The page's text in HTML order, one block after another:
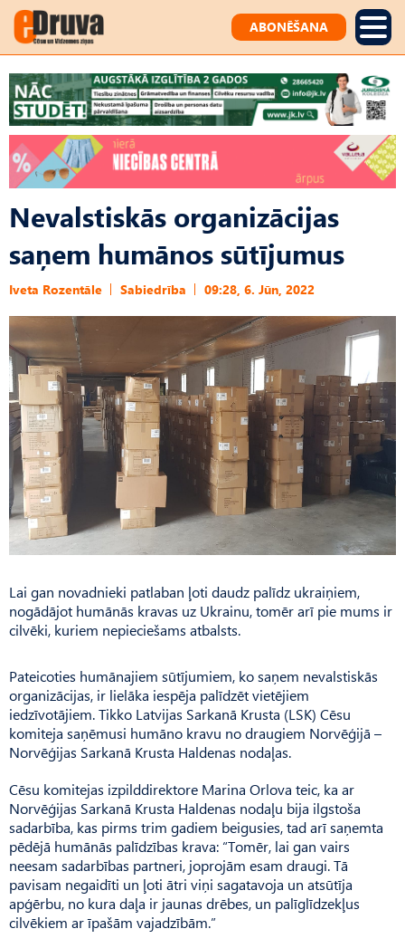
ABONĒŠANA
Nevalstiskās organizācijas
saņem humānos sūtījumus
Iveta Rozentāle Sabiedrība 09:28, 6. Jūn, 2022
Lai gan novadnieki patlaban ļoti daudz palīdz ukraiņiem,
nogādājot humānās kravas uz Ukrainu, tomēr arī pie mums ir
cilvēki, kuriem nepieciešams atbalsts.
Pateicoties humānajiem sūtījumiem, ko saņem nevalstiskās
organizācijas, ir lielāka iespēja palīdzēt vietējiem
iedzīvotājiem. Tikko Latvijas Sarkanā Krusta (LSK) Cēsu
komiteja saņēmusi humāno kravu no draugiem Norvēģijā –
Norvēģijas Sarkanā Krusta Haldenas nodaļas.
Cēsu komitejas izpilddirektore Marina Orlova teic, ka ar
Norvēģijas Sarkanā Krusta Haldenas nodaļu bija ilgstoša
sadarbība, kas pirms trim gadiem beigusies, tad arī saņemta
pēdējā humānās palīdzības krava: “Tomēr, lai gan vairs
neesam sadarbības partneri, joprojām esam draugi. Tā
pavisam negaidīti un ļoti ātri viņi sagatavoja un atsūtīja
apģērbu, no kura daļa ir jaunas drēbes, un palīglīdzekļus
cilvēkiem ar īpašām vajadzībām.”